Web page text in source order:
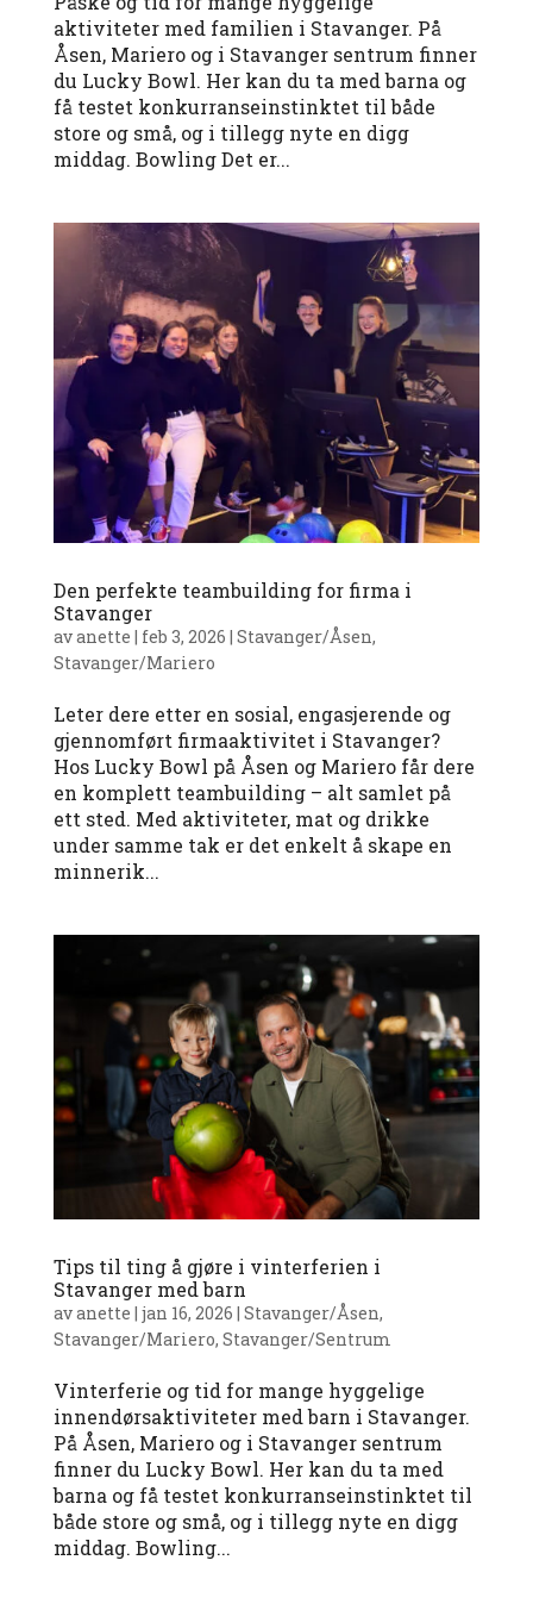
aktiviteter med familien i Stavanger. På
Åsen, Mariero og i Stavanger sentrum finner
du Lucky Bowl. Her kan du ta med barna og
få testet konkurranseinstinktet til både
store og små, og i tillegg nyte en digg
middag. Bowling Det er...
Den perfekte teambuilding for firma i
Stavanger
avanette | feb 3, 2026 | Stavanger/Åsen,
Stavanger/Mariero
Leter dere etter en sosial, engasjerende og
gjennomført firmaaktivitet i Stavanger?
Hos Lucky Bowl på Åsen og Mariero får dere
en komplett teambuilding – alt samlet på
ett sted. Med aktiviteter, mat og drikke
under samme tak er det enkelt å skape en
minnerik...
Tips til ting å gjøre i vinterferien i
Stavanger med barn
avanette | jan 16, 2026 | Stavanger/Åsen,
Stavanger/Mariero, Stavanger/Sentrum
Vinterferie og tid for mange hyggelige
innendørsaktiviteter med barn i Stavanger.
På Åsen, Mariero og i Stavanger sentrum
finner du Lucky Bowl. Her kan du ta med
barna og få testet konkurranseinstinktet til
både store og små, og i tillegg nyte en digg
middag. Bowling...